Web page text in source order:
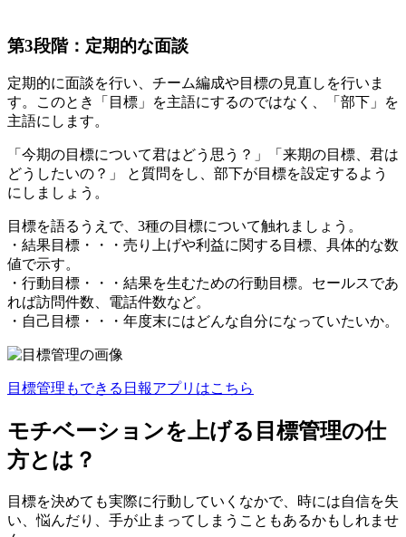
第3段階：定期的な面談
定期的に面談を行い、チーム編成や目標の見直しを行いま
す。このとき「目標」を主語にするのではなく、「部下」を
主語にします。
「今期の目標について君はどう思う？」「来期の目標、君は
どうしたいの？」 と質問をし、部下が目標を設定するよう
にしましょう。
目標を語るうえで、3種の目標について触れましょう。
・結果目標・・・売り上げや利益に関する目標、具体的な数
値で示す。
・行動目標・・・結果を生むための行動目標。セールスであ
れば訪問件数、電話件数など。
・自己目標・・・年度末にはどんな自分になっていたいか。
目標管理もできる日報アプリはこちら
モチベーションを上げる目標管理の仕
方とは？
目標を決めても実際に行動していくなかで、時には自信を失
い、悩んだり、手が止まってしまうこともあるかもしれませ